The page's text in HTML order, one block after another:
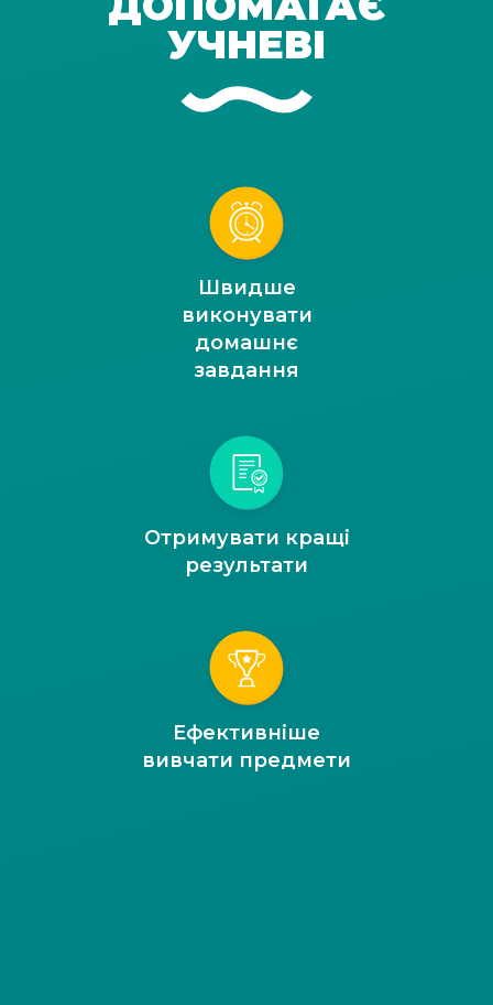
УЧНЕВІ
Швидше
виконувати
домашнє
завдання
Отримувати кращі
результати
Ефективніше
вивчати предмети